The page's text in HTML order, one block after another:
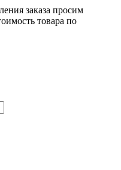
заказа просим
товара по